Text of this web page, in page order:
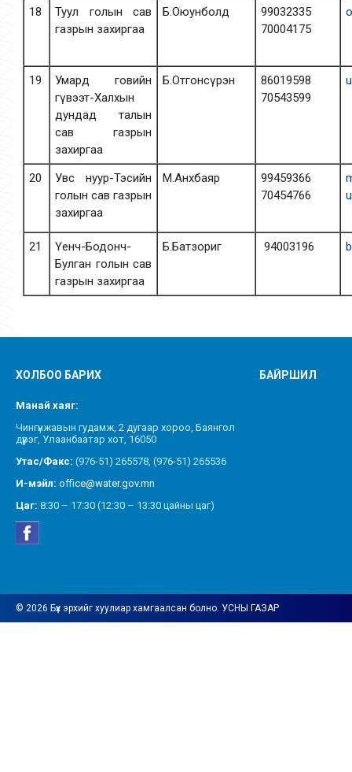
18
Туул голын сав
газрын захиргаа
Б.Оюунболд
99032335
70004175
19
Умард говийн
гүвээт-Халхын
дундад талын
сав газрын
захиргаа
Б.Отгонсүрэн
86019598
70543599
20
Увс нуур-Тэсийн
голын сав газрын
захиргаа
М.Анхбаяр
99459366
70454766
21
Үенч-Бодонч-
Булган голын сав
газрын захиргаа
Б.Батзориг 94003196
ХОЛБОО БАРИХ
Манай хаяг:
Чингүнжавын гудамж, 2 дугаар хороо, Баянгол
дүүрэг, Улаанбаатар хот, 16050
Утас/Факс: (976-51) 265578, (976-51) 265536
И-мэйл: office@water.gov.mn
Цаг: 8:30 – 17:30 (12:30 – 13:30 цайны цаг)
БАЙРШИЛ
© 2026 Бүх эрхийг хуулиар хамгаалсан болно. УСНЫ ГАЗАР